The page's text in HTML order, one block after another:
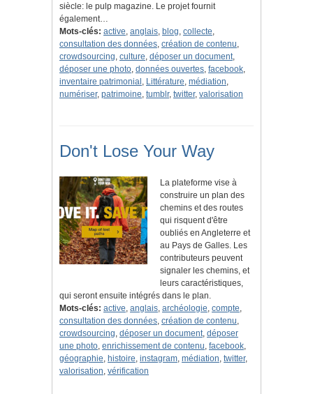
siècle: le pulp magazine. Le projet fournit
également…
Mots-clés: active, anglais, blog, collecte,
consultation des données, création de contenu,
crowdsourcing, culture, déposer un document,
déposer une photo, données ouvertes, facebook,
inventaire patrimonial , Littérature, médiation,
numériser, patrimoine, tumblr, twitter, valorisation
Don't Lose Your Way
La plateforme vise à
construire un plan des
chemins et des routes
qui risquent d'être
oubliés en Angleterre et
au Pays de Galles. Les
contributeurs peuvent
signaler les chemins, et
leurs caractéristiques,
qui seront ensuite intégrés dans le plan.
Mots-clés: active, anglais, archéologie, compte,
consultation des données, création de contenu,
crowdsourcing, déposer un document, déposer
une photo, enrichissement de contenu, facebook,
géographie, histoire, instagram, médiation, twitter,
valorisation, vérification